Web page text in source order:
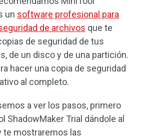
un software profesional para
de archivos que te
de seguridad de tus
de un disco y de una partición.
hacer una copia de seguridad
al completo.
a ver los pasos, primero
ShadowMaker Trial dándole al
te mostraremos las